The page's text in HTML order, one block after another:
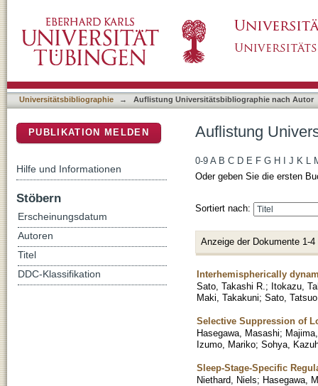
Universitätsbibliographie → Auflistung Universitätsbibliographie nach Autor
Auflistung
0-9 A B C D E F G H J K L
Oder geben Sie die ersten
Sortiert nach:
Anzeige der Dokumente 1-4
Interhemispherically
Sato, Takashi R. ; Itokazu,
Maki, Takakuni; Sato,
Selective Suppression of
Hasegawa, Masashi;
Izumo, Mariko; Sohya,
Sleep-Stage-Specific
Niethard, Niels; Hasegawa,
PUBLIKATION MELDEN
Hilfe und Informationen
Stöbern
Erscheinungsdatum
Autoren
Titel
DDC-Klassifikation